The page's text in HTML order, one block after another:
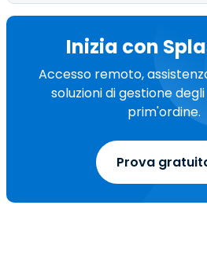
Inizia con
Accesso remoto,
soluzioni di gestione
prim'ordine.
Prova